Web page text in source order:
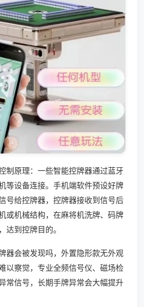
制原理：一些智能控牌器通过蓝牙
等设备连接。手机端软件预设好牌
号给控牌器，控牌器接收到信号后
或机械结构，在麻将机洗牌、码牌
达到控牌目的。
器会被发现吗，外置隐形款无外观
以察觉，专业全频信号仪、磁场检
常信号，长期手牌异常会大幅提升